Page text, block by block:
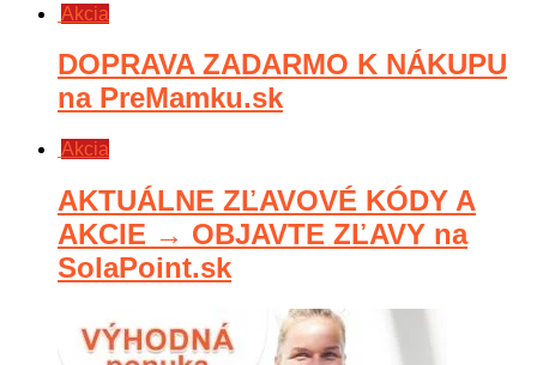
Akcia
DOPRAVA ZADARMO K NÁKUPU
na PreMamku.sk
Akcia
AKTUÁLNE ZĽAVOVÉ KÓDY A
AKCIE → OBJAVTE ZĽAVY na
SolaPoint.sk